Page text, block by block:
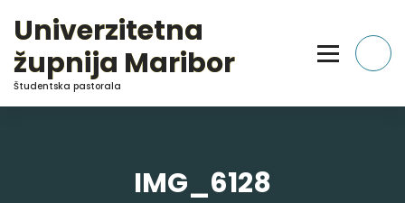
Content
Univerzitetna
župnija Maribor
Študentska pastorala
IMG_6128